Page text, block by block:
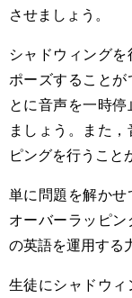
させましょう。
シャドウィング
ポーズすること
とに音声を一時
ましょう。また
ピングを行うこと
単に問題を解か
オーバーラッピ
の英語を運用する
生徒にシャドウ